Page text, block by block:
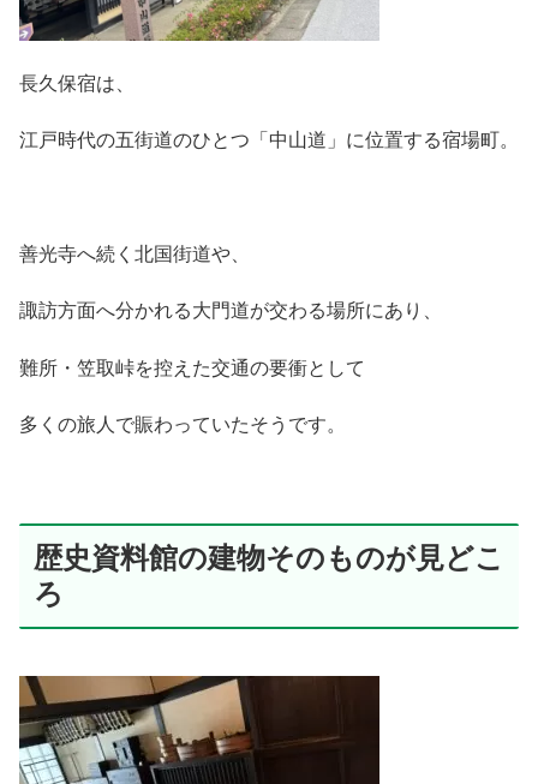
長久保宿は、
江戸時代の五街道のひとつ「中山道」に位置する宿場町。
善光寺へ続く北国街道や、
諏訪方面へ分かれる大門道が交わる場所にあり、
難所・笠取峠を控えた交通の要衝として
多くの旅人で賑わっていたそうです。
歴史資料館の建物そのものが見どこ
ろ